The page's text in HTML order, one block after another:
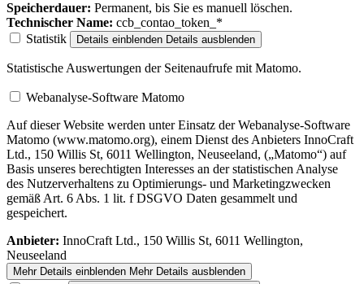
Speicherdauer: Permanent, bis Sie es manuell löschen.
Technischer Name: ccb_contao_token_*
Statistik
Details einblenden Details ausblenden
Statistische Auswertungen der Seitenaufrufe mit Matomo.
Webanalyse-Software Matomo
Auf dieser Website werden unter Einsatz der Webanalyse-Software
Matomo (www.matomo.org), einem Dienst des Anbieters InnoCraft
Ltd., 150 Willis St, 6011 Wellington, Neuseeland, („Matomo“) auf
Basis unseres berechtigten Interesses an der statistischen Analyse
des Nutzerverhaltens zu Optimierungs- und Marketingzwecken
gemäß Art. 6 Abs. 1 lit. f DSGVO Daten gesammelt und
gespeichert.
Anbieter: InnoCraft Ltd., 150 Willis St, 6011 Wellington,
Neuseeland
Mehr Details einblenden Mehr Details ausblenden